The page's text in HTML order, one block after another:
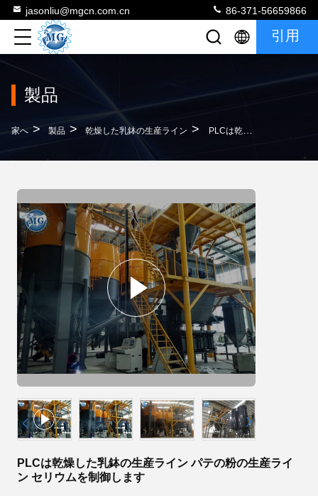
jasonliu@mgcn.com.cn 86-371-56659866
引用
製品
家へ > 製品 > 乾燥した乳鉢の生産ライン > PLCは乾燥した乳鉢の生産ライン パテの粉の生産ライン セリウムを制御します
PLCは乾燥した乳鉢の生産ライン パテの粉の生産ライ
ン セリウムを制御します